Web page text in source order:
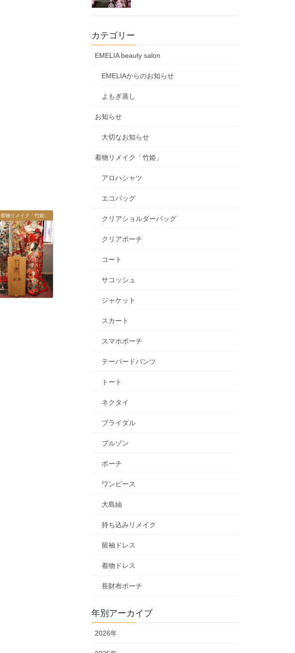
着物リメイク「竹姫」
カテゴリー
EMELIA beauty salon
EMELIAからのお知らせ
よもぎ蒸し
お知らせ
大切なお知らせ
着物リメイク「竹姫」
アロハシャツ
エコバッグ
クリアショルダーバッグ
クリアポーチ
コート
サコッシュ
ジャケット
スカート
スマホポーチ
テーパードパンツ
トート
ネクタイ
ブライダル
ブルゾン
ポーチ
ワンピース
大島紬
持ち込みリメイク
留袖ドレス
着物ドレス
長財布ポーチ
年別アーカイブ
2026年